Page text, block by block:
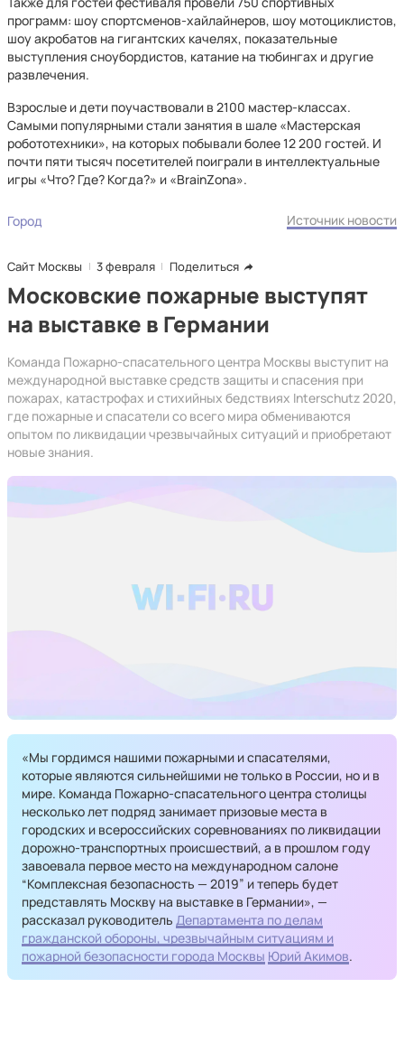
программ: шоу спортсменов-хайлайнеров, шоу мотоциклистов,
шоу акробатов на гигантских качелях, показательные
выступления сноубордистов, катание на тюбингах и другие
развлечения.
Взрослые и дети поучаствовали в 2100 мастер-классах.
Самыми популярными стали занятия в шале «Мастерская
робототехники», на которых побывали более 12 200 гостей. И
почти пяти тысяч посетителей поиграли в интеллектуальные
игры «Что? Где? Когда?» и «BrainZona».
Город Источник новости
Сайт Москвы 3 февраля Поделиться
Московские пожарные выступят
на выставке в Германии
Команда Пожарно-спасательного центра Москвы выступит на
международной выставке средств защиты и спасения при
пожарах, катастрофах и стихийных бедствиях Interschutz 2020,
где пожарные и спасатели со всего мира обмениваются
опытом по ликвидации чрезвычайных ситуаций и приобретают
новые знания.
«Мы гордимся нашими пожарными и спасателями,
которые являются сильнейшими не только в России, но и в
мире. Команда Пожарно-спасательного центра столицы
несколько лет подряд занимает призовые места в
городских и всероссийских соревнованиях по ликвидации
дорожно-транспортных происшествий, а в прошлом году
завоевала первое место на международном салоне
“Комплексная безопасность — 2019” и теперь будет
представлять Москву на выставке в Германии», —
рассказал руководитель Департамента по делам
гражданской обороны, чрезвычайным ситуациям и
пожарной безопасности города Москвы Юрий Акимов.